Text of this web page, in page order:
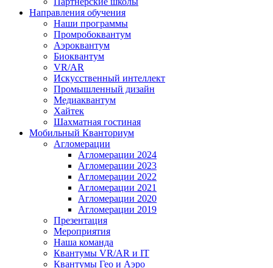
Направления обучения
Наши программы
Промробоквантум
Аэроквантум
Биоквантум
VR/AR
Искусственный интеллект
Промышленный дизайн
Медиаквантум
Хайтек
Шахматная гостиная
Мобильный Кванториум
Агломерации
Агломерации 2024
Агломерации 2023
Агломерации 2022
Агломерации 2021
Агломерации 2020
Агломерации 2019
Презентация
Мероприятия
Наша команда
Квантумы VR/AR и IT
Квантумы Гео и Аэро